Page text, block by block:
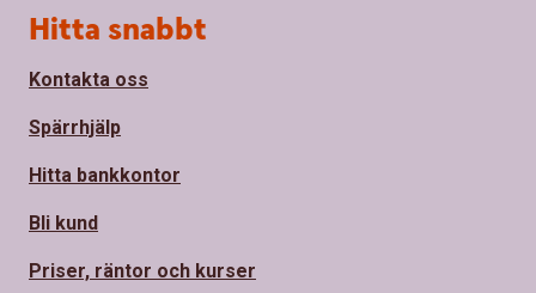
Sidfot
Hitta snabbt
Kontakta oss
Spärrhjälp
Hitta bankkontor
Bli kund
Priser, räntor och kurser